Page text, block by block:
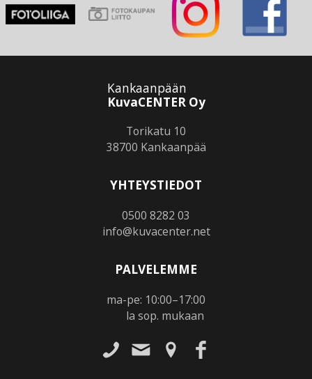
Kankaanpään
KuvaCENTER Oy
Torikatu 10
38700 Kankaanpää
YHTEYSTIEDOT
0500 8282 03
info@kuvacenter.net
PALVELEMME
ma-pe: 10:00–17:00
la sop. mukaan